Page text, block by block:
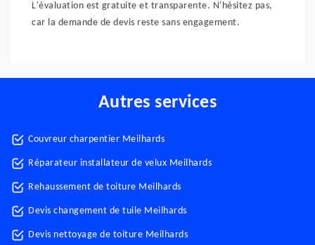
L'évaluation est gratuite et transparente. N'hésitez pas,
car la demande de devis reste sans engagement.
Autres services
Couvreur charpentier Meilhards
Réparateur installateur de velux Meilhards
Rehaussement de toiture Meilhards
Devis changement de tuile Meilhards
Devis nettoyage de toiture Meilhards